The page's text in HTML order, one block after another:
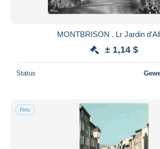
MONTBRISON . Lr Jardin
± 1,14 $
Status
Neu